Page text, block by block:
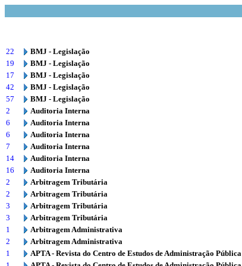
22
BMJ - Legislação
19
BMJ - Legislação
17
BMJ - Legislação
42
BMJ - Legislação
57
BMJ - Legislação
2
Auditoria Interna
6
Auditoria Interna
6
Auditoria Interna
7
Auditoria Interna
14
Auditoria Interna
16
Auditoria Interna
2
Arbitragem Tributária
2
Arbitragem Tributária
3
Arbitragem Tributária
3
Arbitragem Tributária
1
Arbitragem Administrativa
2
Arbitragem Administrativa
1
APTA - Revista do Centro de Estudos de Administração Pública